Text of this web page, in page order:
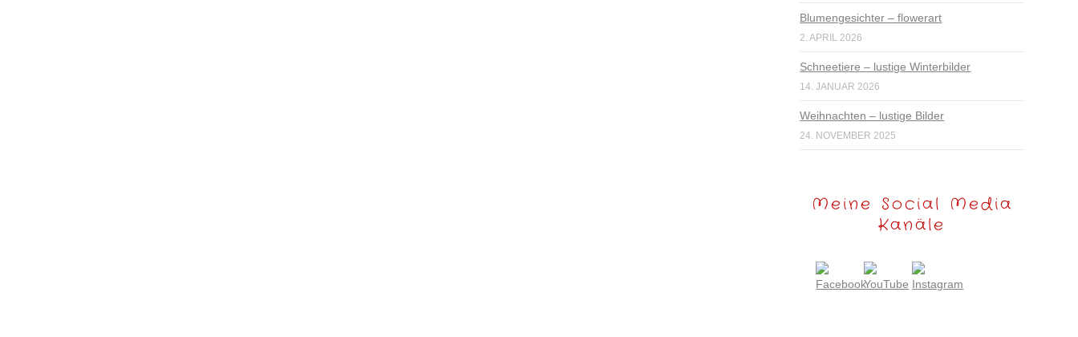
Blumengesichter – flowerart
2. APRIL 2026
Schneetiere – lustige Winterbilder
14. JANUAR 2026
Weihnachten – lustige Bilder
24. NOVEMBER 2025
Meine Social Media
Kanäle